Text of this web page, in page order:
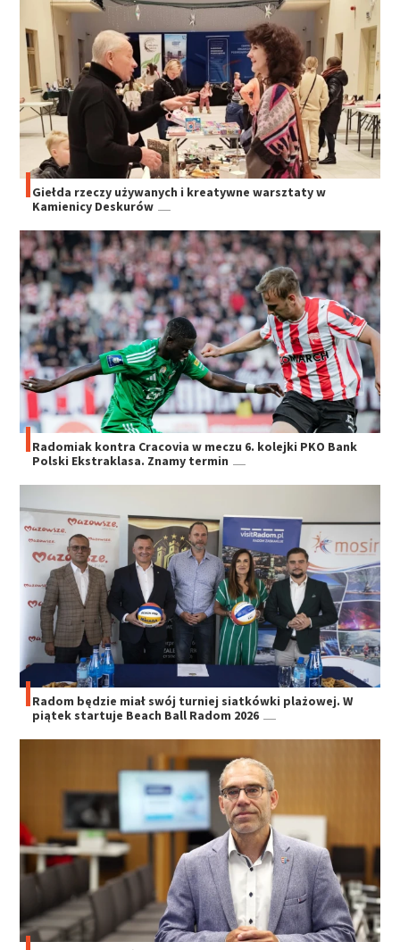
Giełda rzeczy używanych i kreatywne warsztaty w
Kamienicy Deskurów
Radomiak kontra Cracovia w meczu 6. kolejki PKO Bank
Polski Ekstraklasa. Znamy termin
Radom będzie miał swój turniej siatkówki plażowej. W
piątek startuje Beach Ball Radom 2026